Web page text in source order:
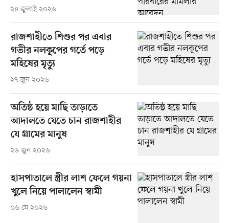
২৪ জুলাই ২০২৬
রাজশাহীতে শিশুর পর এবার
গভীর নলকূপের গর্তে পড়ে
মহিষের মৃত্যু
২৭ জুন ২০২৬
অতিষ্ঠ হয়ে মাছি তাড়াতে
আদালতে যেতে চান রাজশাহীর
যে গ্রামের মানুষ
২৬ জুন ২০২৬
হাসপাতালে স্ত্রীর লাশ ফেলে গয়না
খুলে নিয়ে পালালেন স্বামী
০৬ মে ২০২৬